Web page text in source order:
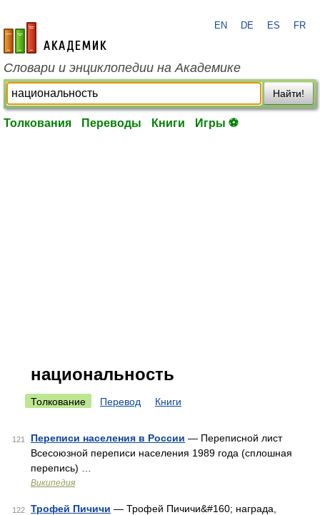
academic.ru
EN DE ES FR
Словари и энциклопедии на Академике
Найти!
Толкования Переводы Книги Игры ⚽
национальность
Толкование Перевод Книги
121 Переписи населения в России — Переписной лист
Всесоюзной переписи населения 1989 года (сплошная
перепись) …
Википедия
122 Трофей Пичичи — Трофей Пичичи&#160; награда,